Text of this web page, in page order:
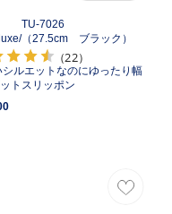
TU-7026
（27.5cm ブラック）
（22）
シルエットなのにゆったり幅
トスリッポン